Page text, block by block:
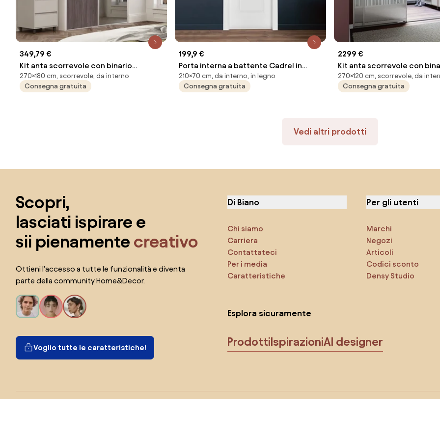
349,79 €
Kit anta scorrevole con binario
OPTIMUM 2 ante marrone e specchio
argento L 180 x H 270 cm
270×180 cm, scorrevole, da interno
Consegna gratuita
199,9 €
Porta interna a battente Cadrel in
legno colore bianco, L 70 x H 210 cm,
apertura a destra
210×70 cm, da interno, in legno
Consegna gratuita
2299 €
Kit anta scorrevole con
2 ante trasparente L 120 x H
270×120 cm, scorrevole, da
Consegna gratuita
Vedi altri prodotti
Scopri,
lasciati ispirare e
sii pienamente creativo
Ottieni l'accesso a tutte le funzionalità e diventa
parte della community Home&Decor.
Voglio tutte le caratteristiche!
Di Biano
Chi siamo
Carriera
Contattateci
Per i media
Caratteristiche
Per gli utenti
Marchi
Negozi
Articoli
Codici sconto
Densy Studio
Esplora sicuramente
ProdottiIspirazioniAI designer